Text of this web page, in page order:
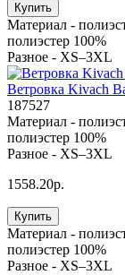
Купить
Материал -
полиэстер 100%
Разное - XS–3XL
Ветровка Kivach
187527
Материал -
полиэстер 100%
Разное - XS–3XL
1558.20р.
Купить
Материал -
полиэстер 100%
Разное - XS–3XL